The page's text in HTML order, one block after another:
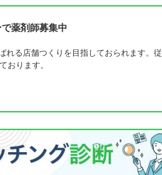
薬剤師募集中
れる店舗つくりを目指しておられます。従
おります。